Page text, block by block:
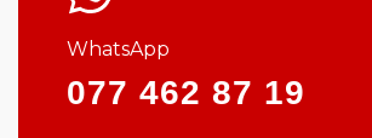
WhatsApp
077 462 87 19